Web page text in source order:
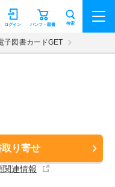
パンフ・願書
ログイン 検索
子図書カードGET
り寄せ
関連情報